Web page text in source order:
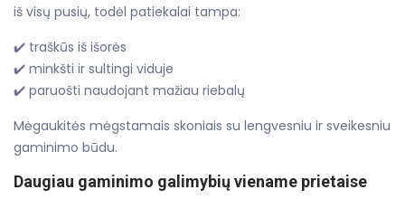
iš visų pusių, todėl patiekalai tampa:
✔️ traškūs iš išorės
✔️ minkšti ir sultingi viduje
✔️ paruošti naudojant mažiau riebalų
Mėgaukitės mėgstamais skoniais su lengvesniu ir sveikesniu
gaminimo būdu.
Daugiau gaminimo galimybių viename prietaise